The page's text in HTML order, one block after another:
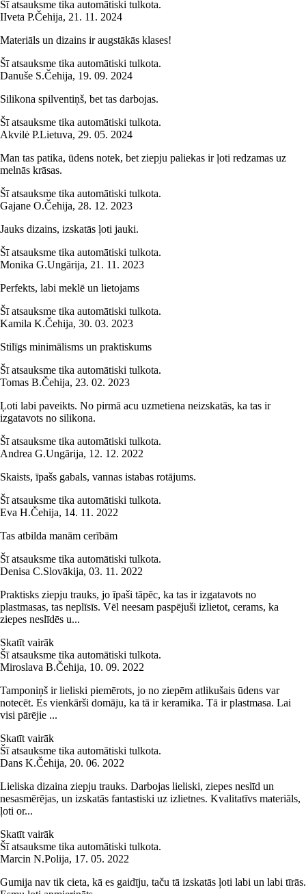
Šī atsauksme tika automātiski tulkota.
IIveta P.Čehija, 21. 11. 2024
Materiāls un dizains ir augstākās klases!
Šī atsauksme tika automātiski tulkota.
Danuše S.Čehija, 19. 09. 2024
Silikona spilventiņš, bet tas darbojas.
Šī atsauksme tika automātiski tulkota.
Akvilė P.Lietuva, 29. 05. 2024
Man tas patika, ūdens notek, bet ziepju paliekas ir ļoti redzamas uz
melnās krāsas.
Šī atsauksme tika automātiski tulkota.
Gajane O.Čehija, 28. 12. 2023
Jauks dizains, izskatās ļoti jauki.
Šī atsauksme tika automātiski tulkota.
Monika G.Ungārija, 21. 11. 2023
Perfekts, labi meklē un lietojams
Šī atsauksme tika automātiski tulkota.
Kamila K.Čehija, 30. 03. 2023
Stilīgs minimālisms un praktiskums
Šī atsauksme tika automātiski tulkota.
Tomas B.Čehija, 23. 02. 2023
Ļoti labi paveikts. No pirmā acu uzmetiena neizskatās, ka tas ir
izgatavots no silikona.
Šī atsauksme tika automātiski tulkota.
Andrea G.Ungārija, 12. 12. 2022
Skaists, īpašs gabals, vannas istabas rotājums.
Šī atsauksme tika automātiski tulkota.
Eva H.Čehija, 14. 11. 2022
Tas atbilda manām cerībām
Šī atsauksme tika automātiski tulkota.
Denisa C.Slovākija, 03. 11. 2022
Praktisks ziepju trauks, jo īpaši tāpēc, ka tas ir izgatavots no
plastmasas, tas neplīsīs. Vēl neesam paspējuši izlietot, cerams, ka
ziepes neslīdēs u...
Skatīt vairāk
Šī atsauksme tika automātiski tulkota.
Miroslava B.Čehija, 10. 09. 2022
Tamponiņš ir lieliski piemērots, jo no ziepēm atlikušais ūdens var
notecēt. Es vienkārši domāju, ka tā ir keramika. Tā ir plastmasa. Lai
visi pārējie ...
Skatīt vairāk
Šī atsauksme tika automātiski tulkota.
Dans K.Čehija, 20. 06. 2022
Lieliska dizaina ziepju trauks. Darbojas lieliski, ziepes neslīd un
nesasmērējas, un izskatās fantastiski uz izlietnes. Kvalitatīvs materiāls,
ļoti or...
Skatīt vairāk
Šī atsauksme tika automātiski tulkota.
Marcin N.Polija, 17. 05. 2022
Gumija nav tik cieta, kā es gaidīju, taču tā izskatās ļoti labi un labi tīrās.